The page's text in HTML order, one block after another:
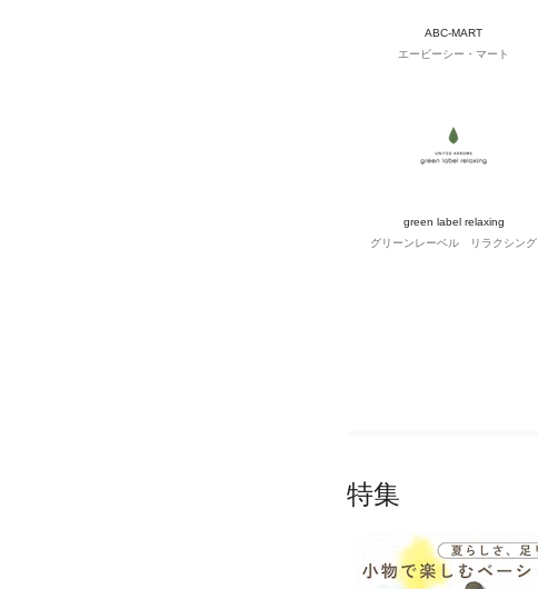
ABC-MART
エービーシー・マート
green label relaxing
グリーンレーベル リラクシング
特集